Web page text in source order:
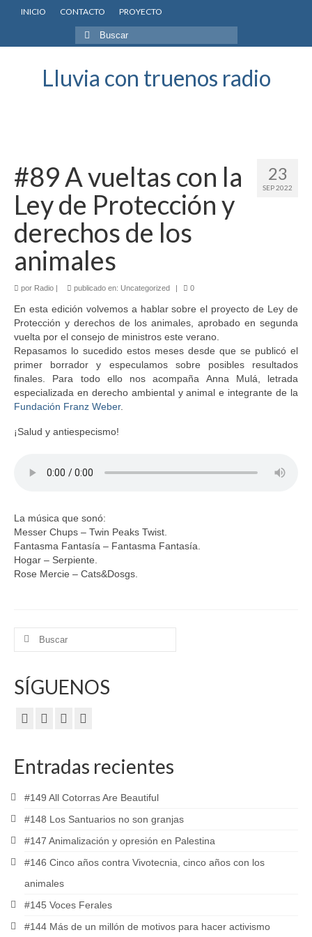
INICIO CONTACTO PROYECTO
Buscar
por:
Lluvia con truenos radio
23
SEP 2022
#89 A vueltas con la
Ley de Protección y
derechos de los
animales
por Radio | publicado en: Uncategorized | 0
En esta edición volvemos a hablar sobre el proyecto de Ley de
Protección y derechos de los animales, aprobado en segunda
vuelta por el consejo de ministros este verano.
Repasamos lo sucedido estos meses desde que se publicó el
primer borrador y especulamos sobre posibles resultados
finales. Para todo ello nos acompaña Anna Mulá, letrada
especializada en derecho ambiental y animal e integrante de la
Fundación Franz Weber.
¡Salud y antiespecismo!
La música que sonó:
Messer Chups – Twin Peaks Twist.
Fantasma Fantasía – Fantasma Fantasía.
Hogar – Serpiente.
Rose Mercie – Cats&Dosgs.
Buscar
SÍGUENOS
Entradas recientes
#149 All Cotorras Are Beautiful
#148 Los Santuarios no son granjas
#147 Animalización y opresión en Palestina
#146 Cinco años contra Vivotecnia, cinco años con los
animales
#145 Voces Ferales
#144 Más de un millón de motivos para hacer activismo